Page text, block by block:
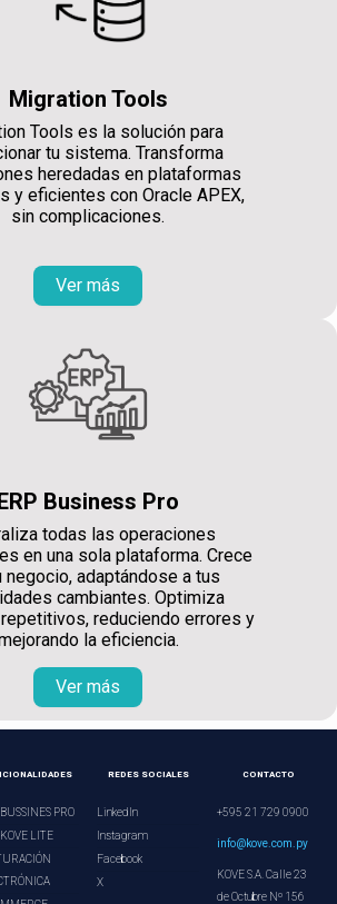
Migration Tools
Tools es la solución para
tu sistema. Transforma
heredadas en plataformas
y eficientes con Oracle APEX,
sin complicaciones.
Ver más
Business Pro
todas las operaciones
en una sola plataforma. Crece
negocio, adaptándose a tus
cambiantes. Optimiza
reduciendo errores y
la eficiencia.
Ver más
PRO
LITE
REDES SOCIALES
LinkedIn
Instagram
Facebook
X
CONTACTO
+595 21 729 0900
info@kove.com.py
KOVE S.A. Calle 23
de Octubre Nº 156